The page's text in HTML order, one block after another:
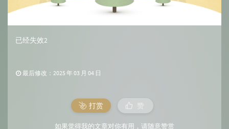
已经失效2
最后修改：2025 年 03 月 04 日
打赏 赞
如果觉得我的文章对你有用，请随意赞赏